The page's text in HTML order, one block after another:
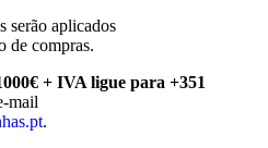
serão aplicados
de compras.
+ IVA ligue para +351
mail
.